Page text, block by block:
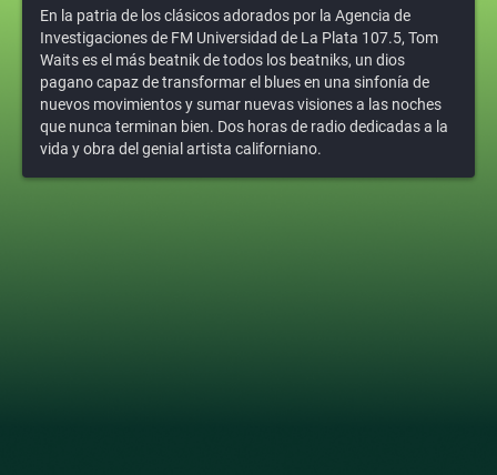
En la patria de los clásicos adorados por la Agencia de
Investigaciones de FM Universidad de La Plata 107.5, Tom
Waits es el más beatnik de todos los beatniks, un dios
pagano capaz de transformar el blues en una sinfonía de
nuevos movimientos y sumar nuevas visiones a las noches
que nunca terminan bien. Dos horas de radio dedicadas a la
vida y obra del genial artista californiano.